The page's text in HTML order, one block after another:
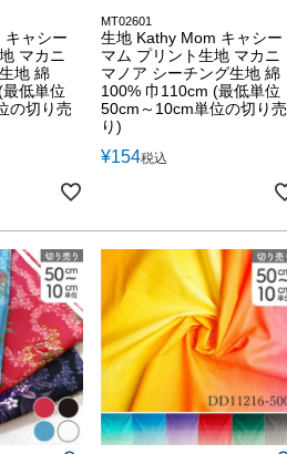
キャシー
マカニ
地 綿
低単位
の切り売
MT02601
生地 Kathy Mom キャシー
マム プリント生地 マカニ
マノア シーチング生地 綿
100% 巾110cm (最低単位
50cm～10cm単位の切り売
り)
¥154税込